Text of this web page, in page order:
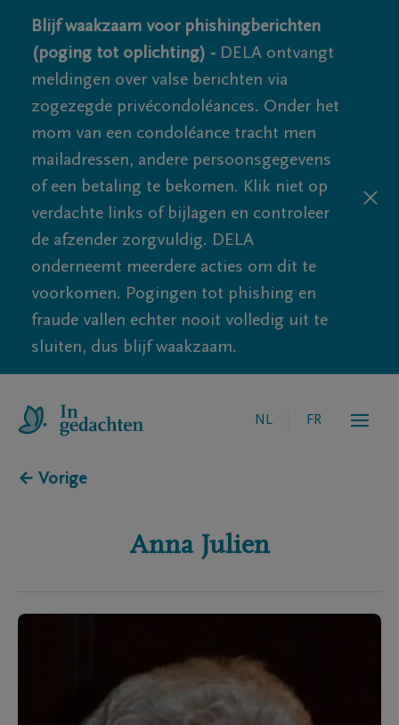
Blijf waakzaam voor phishingberichten
(poging tot oplichting) - DELA ontvangt
meldingen over valse berichten via
zogezegde privécondoléances. Onder het
mom van een condoléance tracht men
mailadressen, andere persoonsgegevens
of een betaling te bekomen. Klik niet op
verdachte links of bijlagen en controleer
de afzender zorgvuldig. DELA
onderneemt meerdere acties om dit te
voorkomen. Pogingen tot phishing en
fraude vallen echter nooit volledig uit te
sluiten, dus blijf waakzaam.
NL FR
← Vorige
Anna Julien